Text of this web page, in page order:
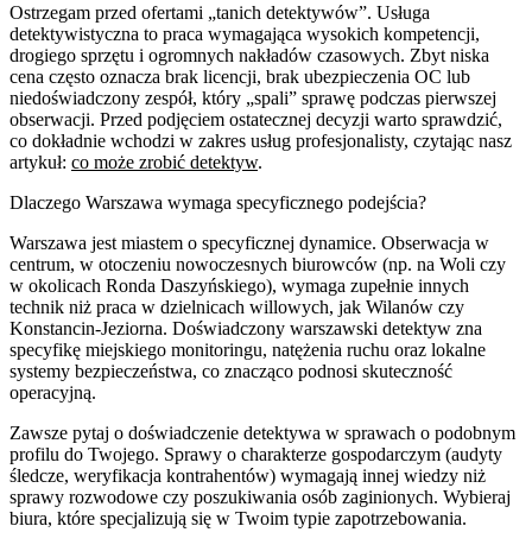
Ostrzegam przed ofertami „tanich detektywów”. Usługa
detektywistyczna to praca wymagająca wysokich kompetencji,
drogiego sprzętu i ogromnych nakładów czasowych. Zbyt niska
cena często oznacza brak licencji, brak ubezpieczenia OC lub
niedoświadczony zespół, który „spali” sprawę podczas pierwszej
obserwacji. Przed podjęciem ostatecznej decyzji warto sprawdzić,
co dokładnie wchodzi w zakres usług profesjonalisty, czytając nasz
artykuł: co może zrobić detektyw.
Dlaczego Warszawa wymaga specyficznego podejścia?
Warszawa jest miastem o specyficznej dynamice. Obserwacja w
centrum, w otoczeniu nowoczesnych biurowców (np. na Woli czy
w okolicach Ronda Daszyńskiego), wymaga zupełnie innych
technik niż praca w dzielnicach willowych, jak Wilanów czy
Konstancin-Jeziorna. Doświadczony warszawski detektyw zna
specyfikę miejskiego monitoringu, natężenia ruchu oraz lokalne
systemy bezpieczeństwa, co znacząco podnosi skuteczność
operacyjną.
Zawsze pytaj o doświadczenie detektywa w sprawach o podobnym
profilu do Twojego. Sprawy o charakterze gospodarczym (audyty
śledcze, weryfikacja kontrahentów) wymagają innej wiedzy niż
sprawy rozwodowe czy poszukiwania osób zaginionych. Wybieraj
biura, które specjalizują się w Twoim typie zapotrzebowania.